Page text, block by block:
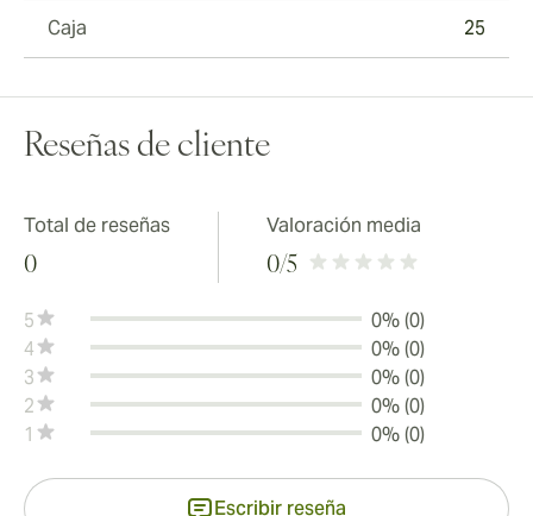
Caja 25
Reseñas de cliente
Total de reseñas
0
Valoración media
0/5
5
0% (0)
4
0% (0)
3
0% (0)
2
0% (0)
1
0% (0)
Escribir reseña